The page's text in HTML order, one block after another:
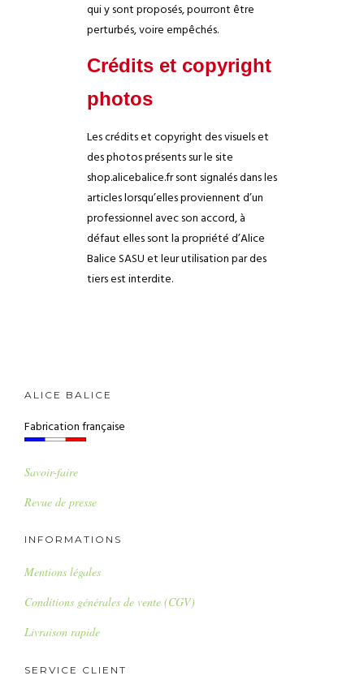
qui y sont proposés, pourront être
perturbés, voire empêchés.
Crédits et copyright
photos
Les crédits et copyright des visuels et
des photos présents sur le site
shop.alicebalice.fr sont signalés dans les
articles lorsqu’elles proviennent d’un
professionnel avec son accord, à
défaut elles sont la propriété d’Alice
Balice SASU et leur utilisation par des
tiers est interdite.
ALICE BALICE
Fabrication française
Savoir-faire
Revue de presse
INFORMATIONS
Mentions légales
Conditions générales de vente (CGV)
Livraison rapide
SERVICE CLIENT